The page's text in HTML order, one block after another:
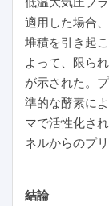
適用した場合
堆積を引き起
よって、限ら
が示された。
準的な酵素に
マで活性化さ
ネルからのプ
結論